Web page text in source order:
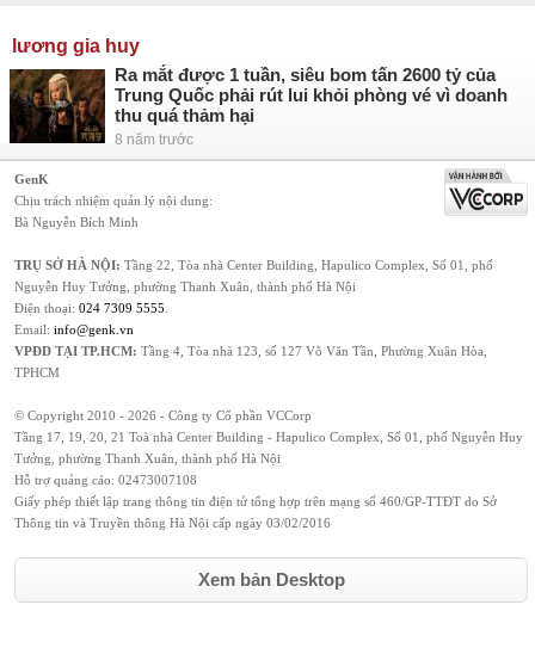
lương gia huy
Ra mắt được 1 tuần, siêu bom tấn 2600 tỷ của
Trung Quốc phải rút lui khỏi phòng vé vì doanh
thu quá thảm hại
8 năm trước
GenK
Chịu trách nhiệm quản lý nội dung:
Bà Nguyễn Bích Minh
TRỤ SỞ HÀ NỘI: Tầng 22, Tòa nhà Center Building, Hapulico Complex, Số 01, phố
Nguyễn Huy Tưởng, phường Thanh Xuân, thành phố Hà Nội
Điện thoại: 024 7309 5555
Email: info@genk.vn
VPĐD TẠI TP.HCM: Tầng 4, Tòa nhà 123, số 127 Võ Văn Tần, Phường Xuân Hòa,
TPHCM
© Copyright 2010 - 2026 - Công ty Cổ phần VCCorp
Tầng 17, 19, 20, 21 Toà nhà Center Building - Hapulico Complex, Số 01, phố Nguyễn Huy
Tưởng, phường Thanh Xuân, thành phố Hà Nội
Hỗ trợ quảng cáo: 02473007108
Giấy phép thiết lập trang thông tin điện tử tổng hợp trên mạng số 460/GP-TTĐT do Sở
Thông tin và Truyền thông Hà Nội cấp ngày 03/02/2016
Xem bản Desktop